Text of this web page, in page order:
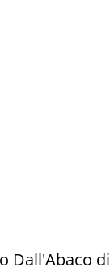
Dall'Abaco di